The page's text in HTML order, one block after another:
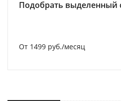
Подобрать выделенный
От 1499 руб./месяц